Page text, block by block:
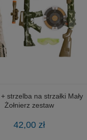
strzelba na strzałki Mały
Żołnierz zestaw
42,00 zł